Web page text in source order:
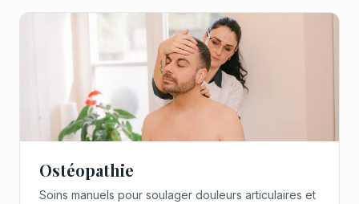
Ostéopathie
Soins manuels pour soulager douleurs articulaires et